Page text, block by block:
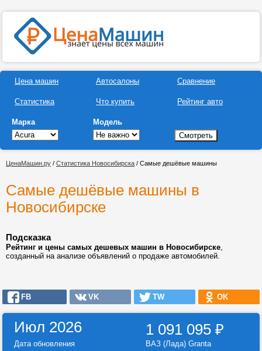
Цена машин
Статистика
Автосалоны
Что купить
Сравнение
Рейтинг авто
Марка Модель
ЦенаМашин.ру / Статистика Новосибирска / Самые дешёвые машины
Самые дешёвые машины в
Новосибирске
Подсказка
Рейтинг и цены самых дешевых машин в Новосибирске,
созданный на анализе объявлений о продаже автомобилей.
FB VK TW OK
Июл 2026 1 091 095 ₽
Дата обновления ВАЗ (Лада) Granta